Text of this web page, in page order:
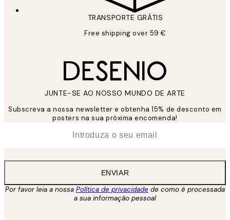
TRANSPORTE GRÁTIS
Free shipping over 59 €
JUNTE-SE AO NOSSO MUNDO DE ARTE
Subscreva a nossa newsletter e obtenha 15% de desconto em
posters na sua próxima encomenda!
ENVIAR
Por favor leia a nossa Política de privacidade de como é processada
a sua informação pessoal